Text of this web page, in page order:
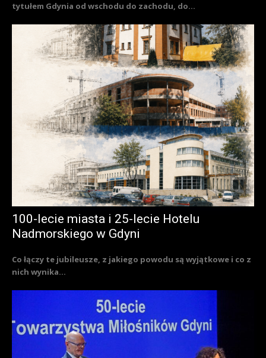
tytułem Gdynia od wschodu do zachodu, do...
100-lecie miasta i 25-lecie Hotelu
Nadmorskiego w Gdyni
Co łączy te jubileusze, z jakiego powodu są wyjątkowe i co z
nich wynika...